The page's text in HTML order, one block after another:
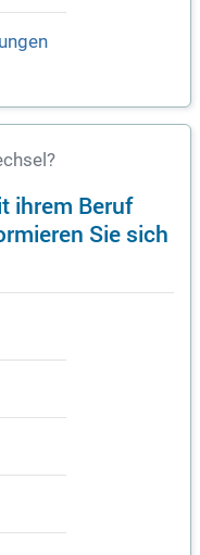
ihrem Beruf
Sie sich